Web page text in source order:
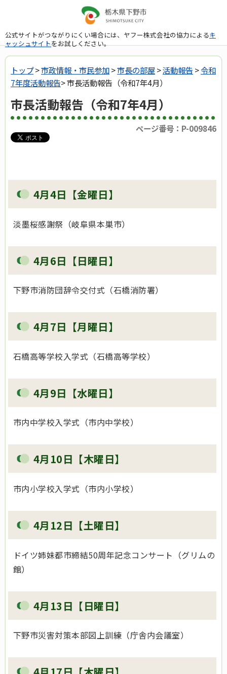
公式サイトがつながりにくい場合には、ヤフー株式会社の協力によるキ
ャッシュサイトをお試しください。
トップ>市政情報・市民参加>市長の部屋>活動報告 >令和
7年度活動報告> 市長活動報告（令和7年4月）
市長活動報告（令和7年4月）
ページ番号：P-009846
4月4日【金曜日】
淡墨桜感謝祭（岐阜県本巣市）
4月6日【日曜日】
下野市消防団辞令交付式（石橋消防署）
4月7日【月曜日】
石橋高等学校入学式（石橋高等学校）
4月9日【水曜日】
市内中学校入学式（市内中学校）
4月10日【木曜日】
市内小学校入学式（市内小学校）
4月12日【土曜日】
ドイツ姉妹都市締結50周年記念コンサート（グリムの
館）
4月13日【日曜日】
下野市災害対策本部図上訓練（庁舎内会議室）